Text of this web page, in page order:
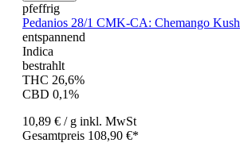
pfeffrig
Pedanios 28/1 CMK-CA: Chemango Kush
entspannend
Indica
bestrahlt
THC 26,6%
CBD 0,1%
10,89 € / g inkl. MwSt
Gesamtpreis 108,90 €*